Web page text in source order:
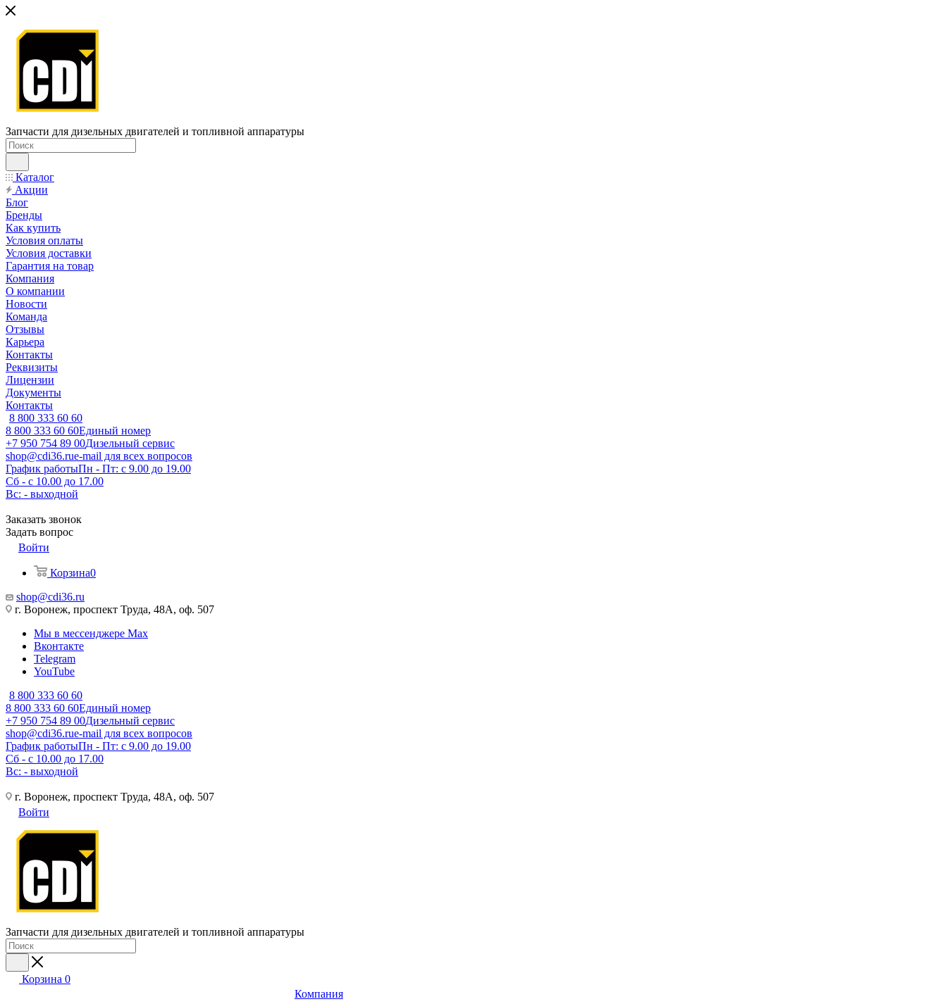
Запчасти для дизельных двигателей и топливной аппаратуры
Каталог
Акции
Блог
Бренды
Как купить
Условия оплаты
Условия доставки
Гарантия на товар
Компания
О компании
Новости
Команда
Отзывы
Карьера
Контакты
Реквизиты
Лицензии
Документы
Контакты
8 800 333 60 60
8 800 333 60 60Единый номер
+7 950 754 89 00Дизельный сервис
shop@cdi36.rue-mail для всех вопросов
График работыПн - Пт: с 9.00 до 19.00
Сб - с 10.00 до 17.00
Вс: - выходной
Заказать звонок
Задать вопрос
Войти
Корзина0
shop@cdi36.ru
г. Воронеж, проспект Труда, 48А, оф. 507
Мы в мессенджере Max
Вконтакте
Telegram
YouTube
8 800 333 60 60
8 800 333 60 60Единый номер
+7 950 754 89 00Дизельный сервис
shop@cdi36.rue-mail для всех вопросов
График работыПн - Пт: с 9.00 до 19.00
Сб - с 10.00 до 17.00
Вс: - выходной
г. Воронеж, проспект Труда, 48А, оф. 507
Войти
Запчасти для дизельных двигателей и топливной аппаратуры
Корзина 0
Компания